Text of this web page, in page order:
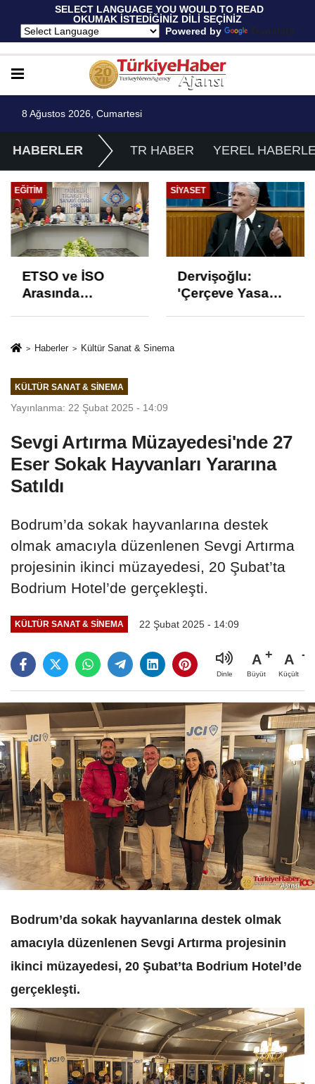
SELECT LANGUAGE YOU WOULD TO READ
OKUMAK İSTEDİĞİNİZ DİLİ SEÇİNİZ
Powered by
Translate
8 Ağustos 2026, Cumartesi
HABERLER TR HABER YEREL
EĞITIM
ETSO ve İSO
Arasında
Protokolü
SIYASET
Dervişoğlu:
'Çerçeve Yasa
Haberler Kültür Sanat & Sinema
KÜLTÜR SANAT & SINEMA
Yayınlanma: 22 Şubat 2025 - 14:09
Sevgi Artırma Müzayedesi'nde 27
Eser Sokak Hayvanları Yararına
Satıldı
Bodrum’da sokak hayvanlarına destek
olmak amacıyla düzenlenen Sevgi Artırma
projesinin ikinci müzayedesi, 20 Şubat’ta
Bodrium Hotel’de gerçekleşti.
KÜLTÜR SANAT & SINEMA 22 Şubat 2025 - 14:09
Dinle
A
Büyüt
A
Küçült
Bodrum’da sokak hayvanlarına destek olmak
amacıyla düzenlenen Sevgi Artırma projesinin
ikinci müzayedesi, 20 Şubat’ta Bodrium Hotel’de
gerçekleşti.